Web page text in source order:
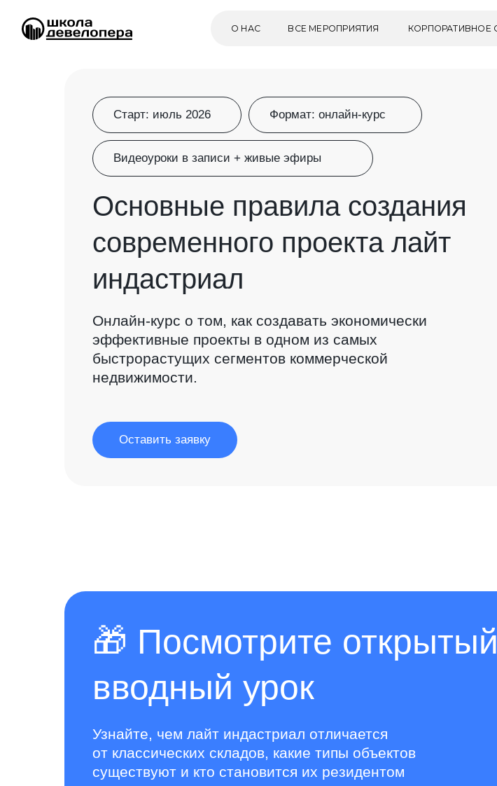
О НАС ВСЕ МЕРОПРИЯТИЯ КОРПОРАТИВНОЕ ОБУЧЕНИЕ
Онлайн-курс о том, как создавать экономически
эффективные проекты в одном из самых
быстрорастущих сегментов коммерческой
недвижимости.
Основные правила создания
современного проекта лайт
индастриал
Оставить заявку
Видеоуроки в записи + живые эфиры
Формат: онлайн-курс
Старт: июль 2026
Узнайте, чем лайт индастриал отличается
от классических складов, какие типы объектов
существуют и кто становится их резидентом
🎁 Посмотрите открытый
вводный урок